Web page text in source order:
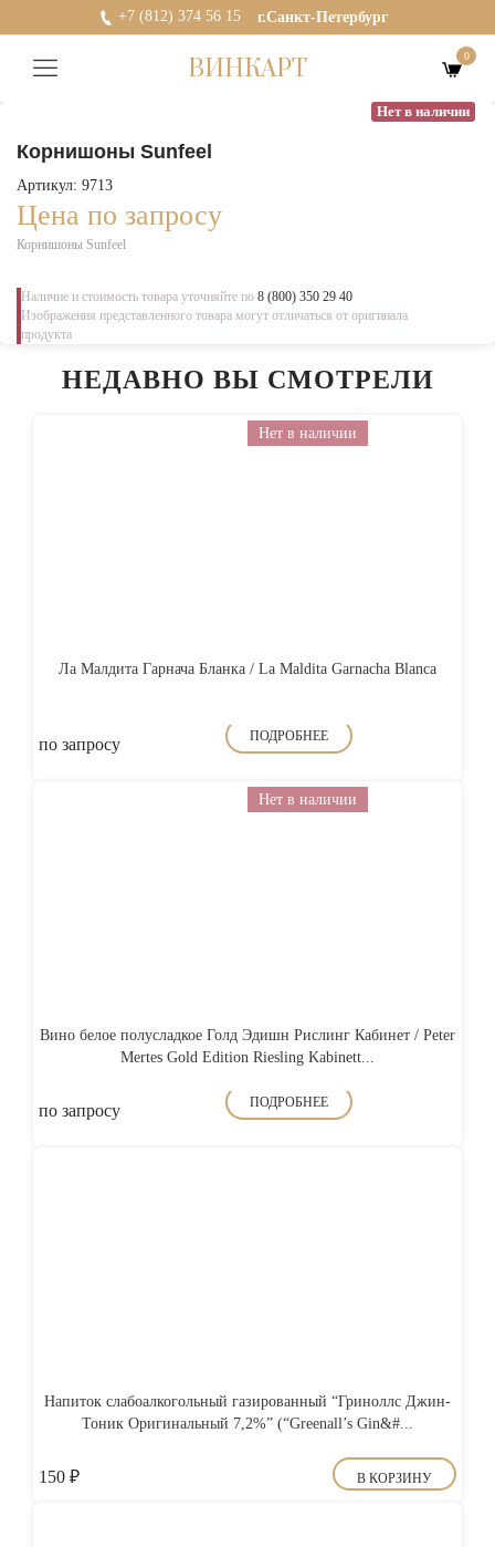
+7 (812) 374 56 15 г.Санкт-Петербург
ВИНКАРТ 0
Нет в наличии
Корнишоны Sunfeel
Артикул: 9713
Цена по запросу
Корнишоны Sunfeel
Наличие и стоимость товара уточняйте по 8 (800) 350 29 40
Изображения представленного товара могут отличаться от оригинала
продукта
НЕДАВНО ВЫ СМОТРЕЛИ
Нет в наличии
Ла Малдита Гарнача Бланка / La Maldita Garnacha Blanca
по запросу ПОДРОБНЕЕ
Нет в наличии
Вино белое полусладкое Голд Эдишн Рислинг Кабинет / Peter
Mertes Gold Edition Riesling Kabinett...
по запросу ПОДРОБНЕЕ
Напиток слабоалкогольный газированный “Гриноллс Джин-
Тоник Оригинальный 7,2%” (“Greenall’s Gin&#...
150 ₽ В КОРЗИНУ